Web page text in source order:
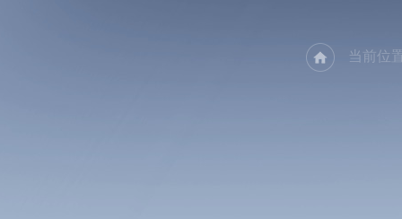
当前位